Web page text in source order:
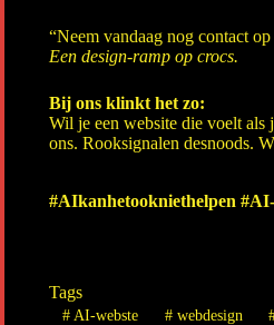
“Neem vandaag nog contact
Een design-ramp op crocs.
Bij ons klinkt het zo:
Wil je een website die voelt
ons. Rooksignalen desnoods.
#AIkanhetookniethelpen
Tags
#AI-webste #webdesign